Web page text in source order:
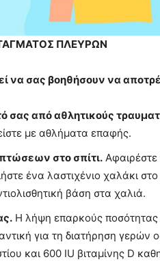
ΠΛΕΥΡΩΝ
να σας βοηθήσουν να
σας από αθλητικούς
με αθλήματα επαφής.
στο σπίτι.
ένα λαστιχένιο χαλάκι
βάση στα χαλιά.
Η λήψη επαρκούς ποσότητας
για τη διατήρηση γερών
και 600 IU βιταμίνης D